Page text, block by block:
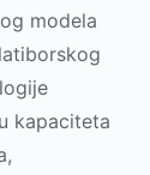
modela
kapaciteta